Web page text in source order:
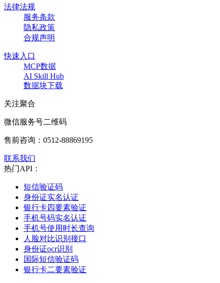
法律法规
服务条款
隐私政策
合规声明
快速入口
MCP数据
AI Skill Hub
数据块下载
关注聚合
微信服务号二维码
售前咨询： 0512-88869195
联系我们
热门API：
短信验证码
身份证实名认证
银行卡四要素验证
手机号码实名认证
手机号使用时长查询
人脸对比识别接口
身份证ocr识别
国际短信验证码
银行卡二要素验证